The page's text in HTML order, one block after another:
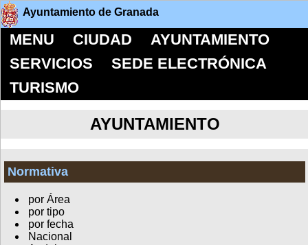
Ayuntamiento de Granada
MENU CIUDAD
AYUNTAMIENTO
SERVICIOS
SEDE ELECTRÓNICA
TURISMO
AYUNTAMIENTO
Normativa
por Área
por tipo
por fecha
Nacional